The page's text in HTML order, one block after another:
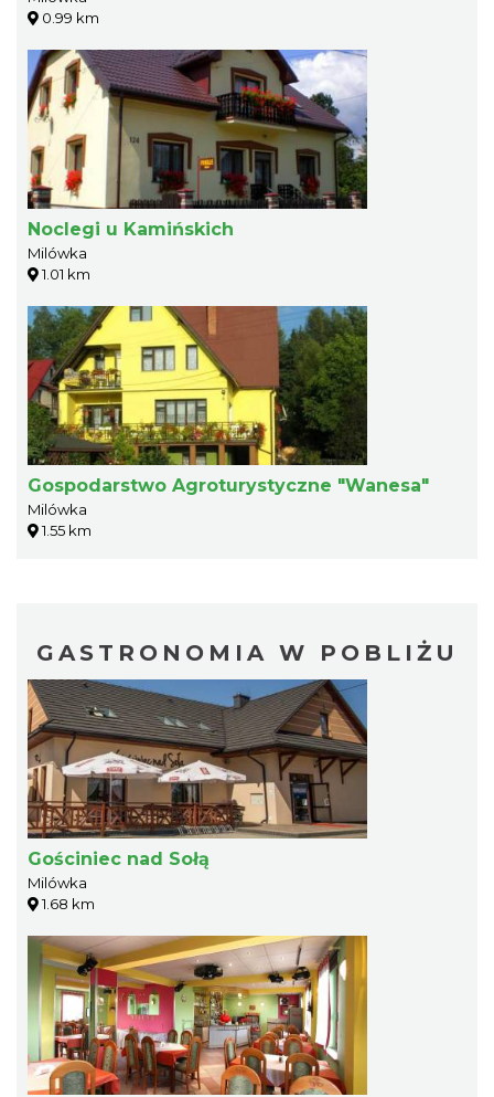
0.99 km
Noclegi u Kamińskich
Milówka
1.01 km
Gospodarstwo Agroturystyczne "Wanesa"
Milówka
1.55 km
GASTRONOMIA W POBLIŻU
Gościniec nad Sołą
Milówka
1.68 km